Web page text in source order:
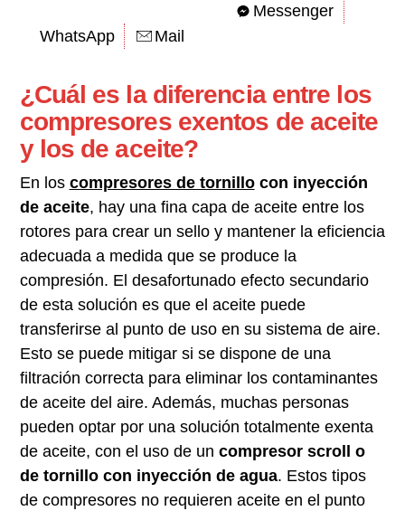
Messenger
WhatsApp
Mail
¿Cuál es la diferencia entre los
compresores exentos de aceite
y los de aceite?
En los compresores de tornillocon inyección
de aceite, hay una fina capa de aceite entre los
rotores para crear un sello y mantener la eficiencia
adecuada a medida que se produce la
compresión. El desafortunado efecto secundario
de esta solución es que el aceite puede
transferirse al punto de uso en su sistema de aire.
Esto se puede mitigar si se dispone de una
filtración correcta para eliminar los contaminantes
de aceite del aire. Además, muchas personas
pueden optar por una solución totalmente exenta
de aceite, con el uso de un compresor scroll o
de tornillo con inyección de agua. Estos tipos
de compresores no requieren aceite en el punto